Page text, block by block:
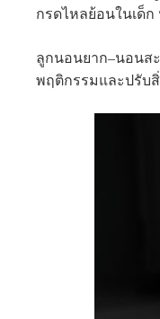
กรดไหลย้อนในเด็
ลูกนอนยาก–นอนส
พฤติกรรมและปรับ